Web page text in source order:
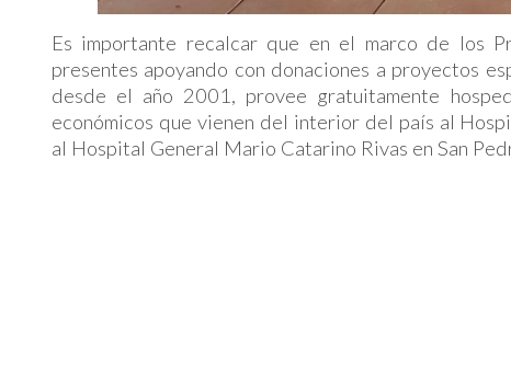
Es importante recalcar que en el marco de los
presentes apoyando con donaciones a proyectos
desde el año 2001, provee gratuitamente
económicos que vienen del interior del país al
al Hospital General Mario Catarino Rivas en San